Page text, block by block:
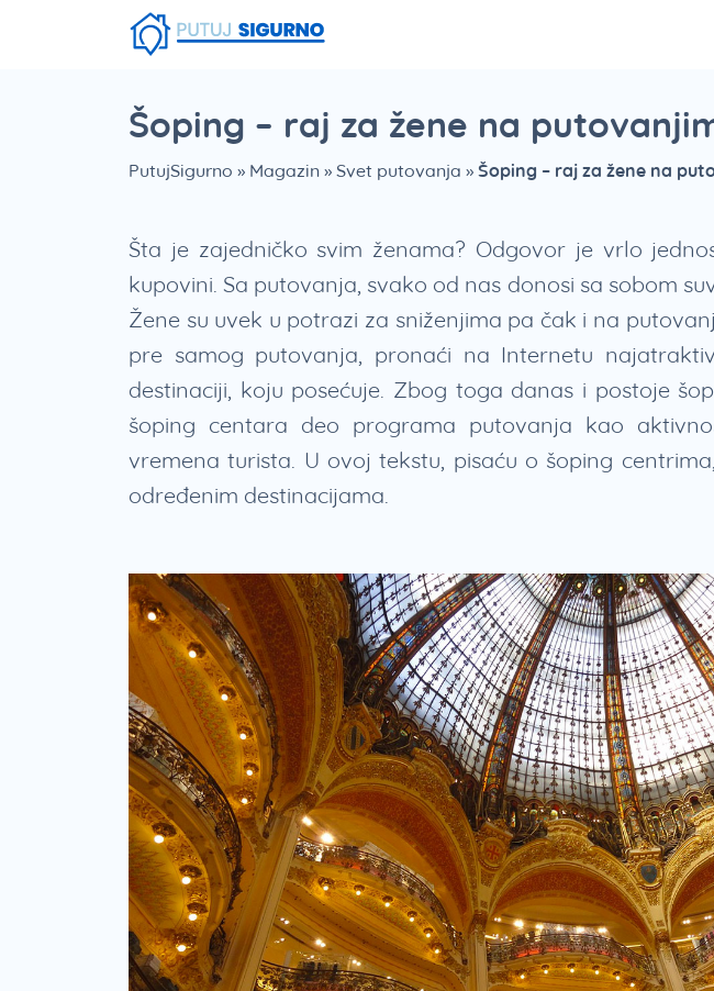
Šoping – raj za žene na
PutujSigurno » Magazin » Svet putovanja » Šoping – raj za žene na
Šta je zajedničko svim ženama? Odgovor je vrlo
kupovini. Sa putovanja, svako od nas donosi sa sobom
Žene su uvek u potrazi za sniženjima pa čak i na
pre samog putovanja, pronaći na Internetu
destinaciji, koju posećuje. Zbog toga danas i postoje
šoping centara deo programa putovanja kao
vremena turista. U ovoj tekstu, pisaću o šoping
određenim destinacijama.